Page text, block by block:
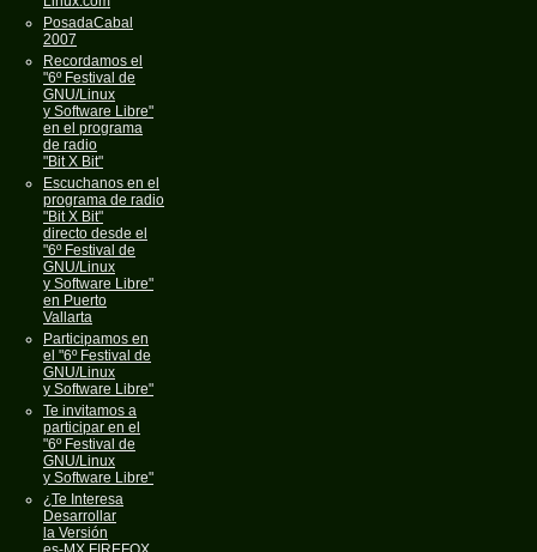
PosadaCabal
2007
Recordamos el
"6º Festival de
GNU/Linux
y Software Libre"
en el programa
de radio
"Bit X Bit"
Escuchanos en el
programa de radio
"Bit X Bit"
directo desde el
"6º Festival de
GNU/Linux
y Software Libre"
en Puerto
Vallarta
Participamos en
el "6º Festival de
GNU/Linux
y Software Libre"
Te invitamos a
participar en el
"6º Festival de
GNU/Linux
y Software Libre"
¿Te Interesa
Desarrollar
la Versión